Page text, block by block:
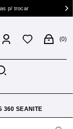
p/ trocar
0
360 SEANITE